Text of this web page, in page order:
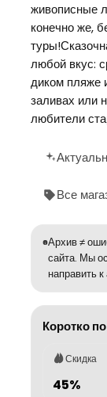
живописные
конечно же,
любой вкус:
диком пляже
заливах или
любители
Все
Архив ≠
сайта. Мы
направить
Коротко
Скидка
45%